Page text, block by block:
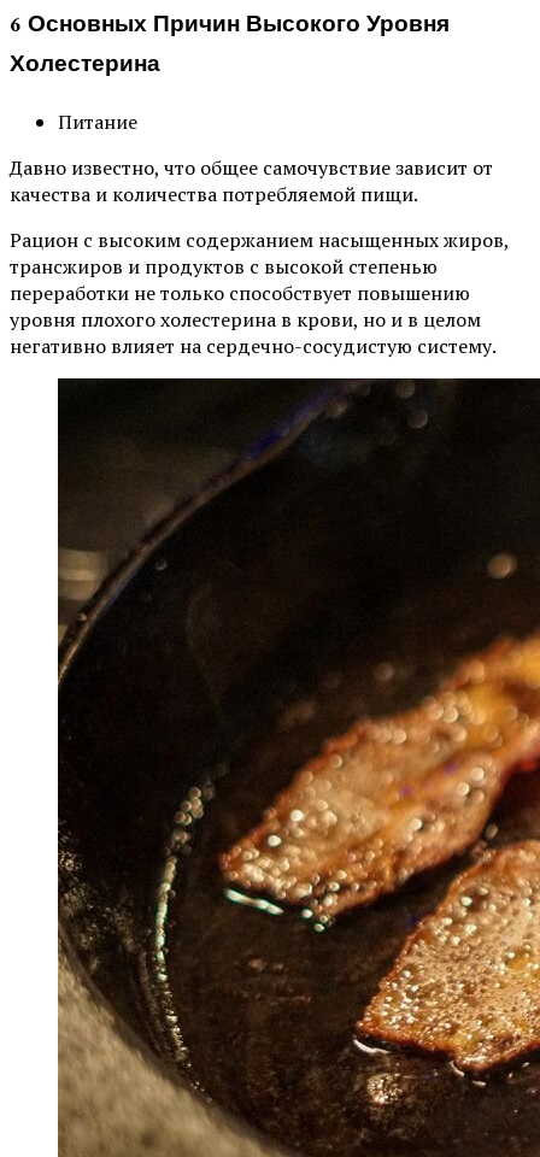
6 Основных Причин Высокого Уровня
Холестерина
Питание
Давно известно, что общее самочувствие зависит от
качества и количества потребляемой пищи.
Рацион с высоким содержанием насыщенных жиров,
трансжиров и продуктов с высокой степенью
переработки не только способствует повышению
уровня плохого холестерина в крови, но и в целом
негативно влияет на сердечно-сосудистую систему.